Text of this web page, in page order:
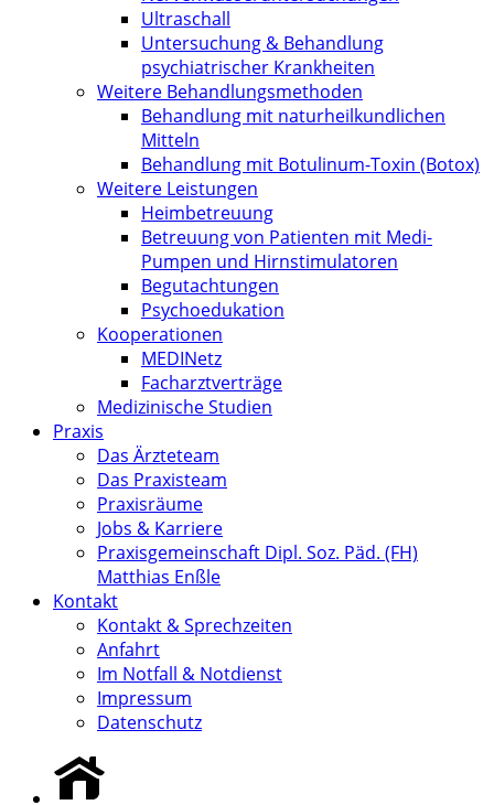
Ultraschall
Untersuchung & Behandlung
psychiatrischer Krankheiten
Weitere Behandlungsmethoden
Behandlung mit naturheilkundlichen
Mitteln
Behandlung mit Botulinum-Toxin (Botox)
Weitere Leistungen
Heimbetreuung
Betreuung von Patienten mit Medi-
Pumpen und Hirnstimulatoren
Begutachtungen
Psychoedukation
Kooperationen
MEDINetz
Facharztverträge
Medizinische Studien
Praxis
Das Ärzteteam
Das Praxisteam
Praxisräume
Jobs & Karriere
Praxisgemeinschaft Dipl. Soz. Päd. (FH)
Matthias Enßle
Kontakt
Kontakt & Sprechzeiten
Anfahrt
Im Notfall & Notdienst
Impressum
Datenschutz